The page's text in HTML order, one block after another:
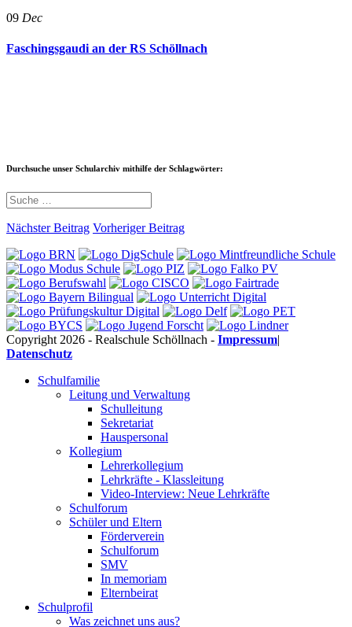
09 Dec
Faschingsgaudi an der RS Schöllnach
Durchsuche unser Schularchiv mithilfe der Schlagwörter:
Nächster Beitrag Vorheriger Beitrag
Copyright 2026 - Realschule Schöllnach - Impressum
Datenschutz
Schulfamilie
Leitung und Verwaltung
Schulleitung
Sekretariat
Hauspersonal
Kollegium
Lehrerkollegium
Lehrkräfte - Klassleitung
Video-Interview: Neue Lehrkräfte
Schulforum
Schüler und Eltern
Förderverein
Schulforum
SMV
In memoriam
Elternbeirat
Schulprofil
Was zeichnet uns aus?